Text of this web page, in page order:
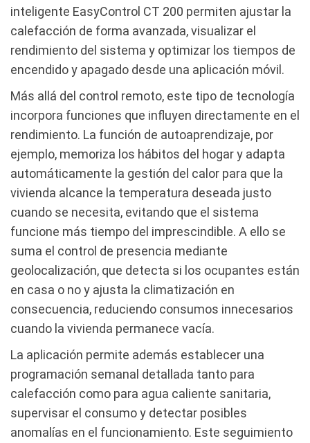
inteligente EasyControl CT 200 permiten ajustar la
calefacción de forma avanzada, visualizar el
rendimiento del sistema y optimizar los tiempos de
encendido y apagado desde una aplicación móvil.
Más allá del control remoto, este tipo de tecnología
incorpora funciones que influyen directamente en el
rendimiento. La función de autoaprendizaje, por
ejemplo, memoriza los hábitos del hogar y adapta
automáticamente la gestión del calor para que la
vivienda alcance la temperatura deseada justo
cuando se necesita, evitando que el sistema
funcione más tiempo del imprescindible. A ello se
suma el control de presencia mediante
geolocalización, que detecta si los ocupantes están
en casa o no y ajusta la climatización en
consecuencia, reduciendo consumos innecesarios
cuando la vivienda permanece vacía.
La aplicación permite además establecer una
programación semanal detallada tanto para
calefacción como para agua caliente sanitaria,
supervisar el consumo y detectar posibles
anomalías en el funcionamiento. Este seguimiento